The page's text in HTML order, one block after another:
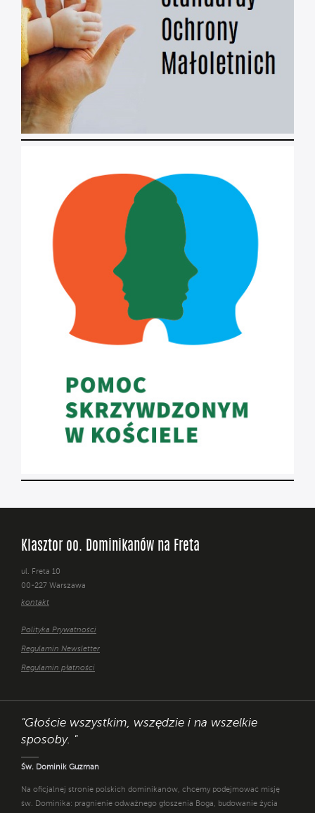
Klasztor oo. Dominikanów na Freta
ul. Freta 10
00-227 Warszawa
kontakt
Polityka Prywatności
Regulamin Newsletter
Regulamin płatności
"Głoście wszystkim, wszędzie i na wszelkie
sposoby. "
Św. Dominik Guzman
Na oficjalnej stronie polskich dominikanów, chcemy podejmować misję
św. Dominika: pragnienie odważnego głoszenia Boga, budowanie życia